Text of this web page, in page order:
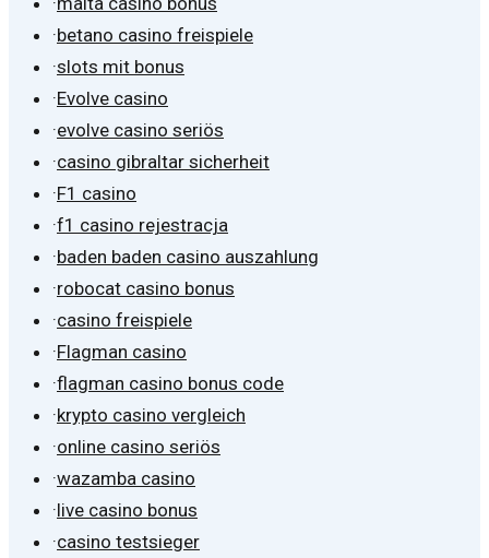
·betano casino freispiele
·slots mit bonus
·Evolve casino
·evolve casino seriös
·casino gibraltar sicherheit
·F1 casino
·f1 casino rejestracja
·baden baden casino auszahlung
·robocat casino bonus
·casino freispiele
·Flagman casino
·flagman casino bonus code
·krypto casino vergleich
·online casino seriös
·wazamba casino
·live casino bonus
·casino testsieger